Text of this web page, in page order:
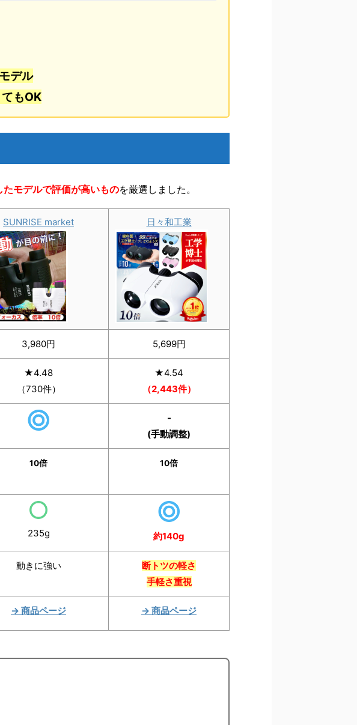
デル
もOK
モデルで評価が高いものを厳選しました。
SUNRISE market 日々和工業
3,980円 5,699円
★4.48
（730件）
★4.54
（2,443件）
-
(手動調整)
10倍 10倍
235g 約140g
動きに強い
断トツの軽さ
手軽さ重視
→ 商品ページ → 商品ページ